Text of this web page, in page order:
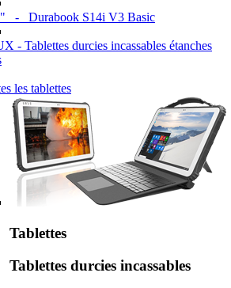
- Durabook S14i V3 Basic
les tablettes
Tablettes
Tablettes durcies incassables